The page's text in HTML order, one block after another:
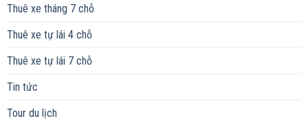
Thuê xe tháng 7 chỗ
Thuê xe tự lái 4 chỗ
Thuê xe tự lái 7 chỗ
Tin tức
Tour du lịch